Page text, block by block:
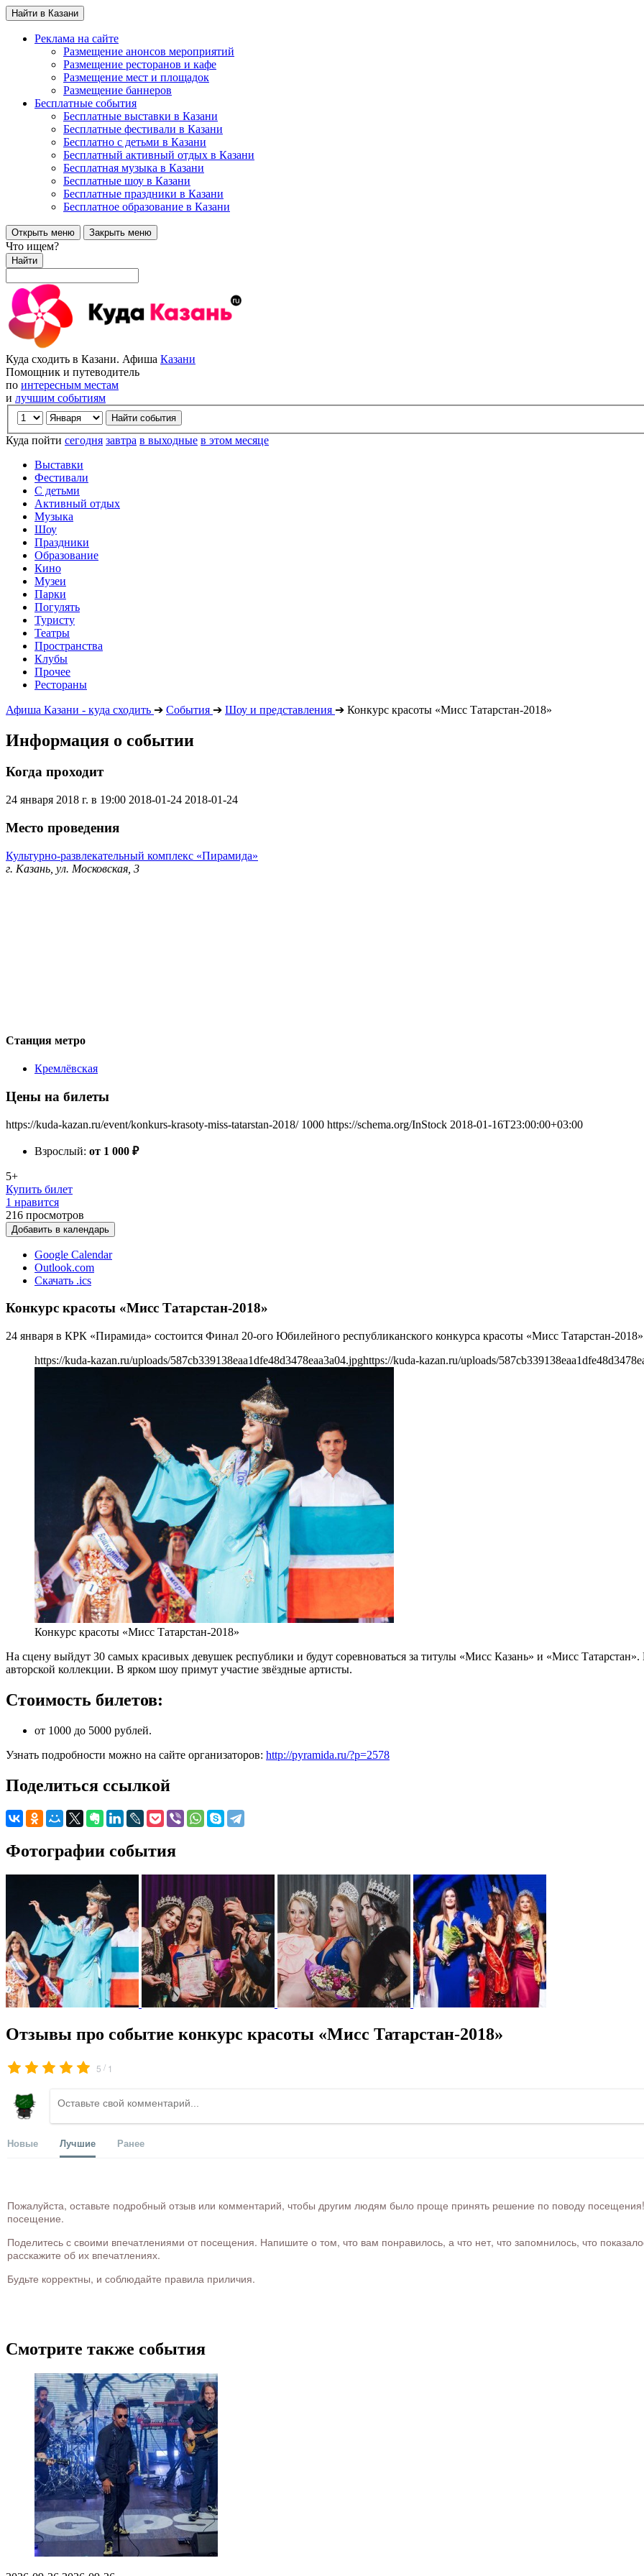
Найти в Казани
Реклама на сайте
Размещение анонсов мероприятий
Размещение ресторанов и кафе
Размещение мест и площадок
Размещение баннеров
Бесплатные события
Бесплатные выставки в Казани
Бесплатные фестивали в Казани
Бесплатно с детьми в Казани
Бесплатный активный отдых в Казани
Бесплатная музыка в Казани
Бесплатные шоу в Казани
Бесплатные праздники в Казани
Бесплатное образование в Казани
Открыть меню Закрыть меню
Что ищем?
Найти
Куда сходить в Казани. Афиша Казани
Помощник и путеводитель
по интересным местам
и лучшим событиям
Куда пойти сегодня завтра в выходные в этом месяце
Выставки
Фестивали
С детьми
Активный отдых
Музыка
Шоу
Праздники
Образование
Кино
Музеи
Парки
Погулять
Туристу
Театры
Пространства
Клубы
Прочее
Рестораны
Афиша Казани - куда сходить ➔ События ➔ Шоу и представления ➔ Конкурс красоты «Мисс Татарстан-2018»
Информация о событии
Когда проходит
24 января 2018 г. в 19:00 2018-01-24 2018-01-24
Место проведения
Культурно-развлекательный комплекс «Пирамида»
г. Казань, ул. Московская, 3
Станция метро
Кремлёвская
Цены на билеты
https://kuda-kazan.ru/event/konkurs-krasoty-miss-tatarstan-2018/ 1000 https://schema.org/InStock 2018-01-16T23:00:00+03:00
Взрослый: от 1 000 ₽
5+
Купить билет
1 нравится
216 просмотров
Добавить в календарь
Google Calendar
Outlook.com
Скачать .ics
Конкурс красоты «Мисс Татарстан-2018»
24 января в КРК «Пирамида» состоится Финал 20-ого Юбилейного республиканского конкурса красоты «Мисс Татарстан-
https://kuda-kazan.ru/uploads/587cb339138eaa1dfe48d3478eaa3a04.jpghttps://kuda-kazan.ru/uploads/
Конкурс красоты «Мисс Татарстан-2018»
На сцену выйдут 30 самых красивых девушек республики и будут соревноваться за титулы «Мисс Казань» и «Мисс
авторской коллекции. В ярком шоу примут участие звёздные артисты.
Стоимость билетов:
от 1000 до 5000 рублей.
Узнать подробности можно на сайте организаторов: http://pyramida.ru/?p=2578
Поделиться ссылкой
Фотографии события
Отзывы про событие конкурс красоты «Мисс Татарстан-2018»
5 / 1
Новые Лучшие Ранее
Пожалуйста, оставьте подробный отзыв или комментарий, чтобы другим людям было проще принять решение по поводу посещения!
посещение.
Поделитесь с своими впечатлениями от посещения. Напишите о том, что вам понравилось, а что нет, что запомнилось, что
расскажите об их впечатлениях.
Будьте корректны, и соблюдайте правила приличия.
Смотрите также события